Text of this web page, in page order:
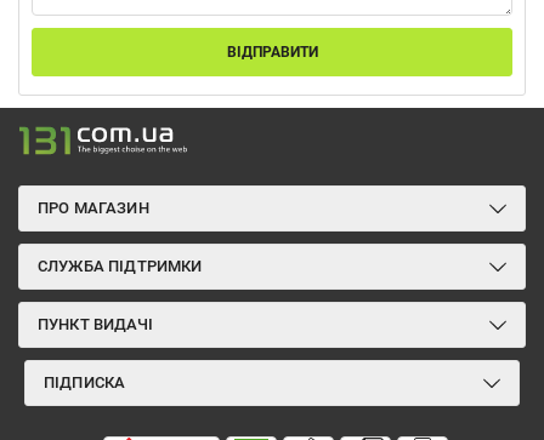
ВІДПРАВИТИ
ПРО МАГАЗИН
СЛУЖБА ПІДТРИМКИ
ПУНКТ ВИДАЧІ
ПІДПИСКА